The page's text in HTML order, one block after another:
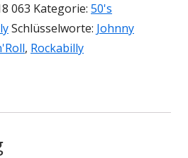
063 Kategorie: 50's
Schlüsselworte: Johnny
, Rockabilly